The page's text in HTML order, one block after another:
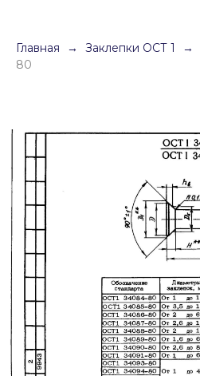
Главная Заклепки ОСТ 1
80